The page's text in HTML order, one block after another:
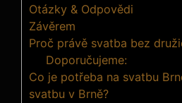
Otázky & Odpovědi
Závěrem
Proč právě svatba bez
Doporučujeme:
Co je potřeba na svatbu
svatbu v Brně?